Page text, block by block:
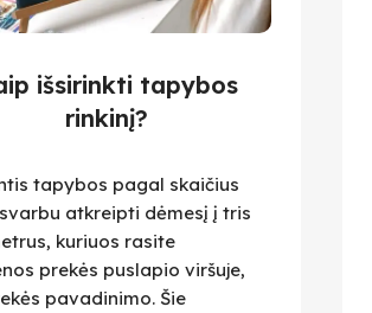
išsirinkti tapybos
rinkinį?
tapybos pagal skaičius
atkreipti dėmesį į tris
kuriuos rasite
prekės puslapio viršuje,
pavadinimo. Šie